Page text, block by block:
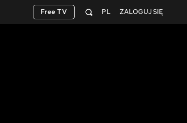
ZALOGUJ SIĘ
PL
Free TV